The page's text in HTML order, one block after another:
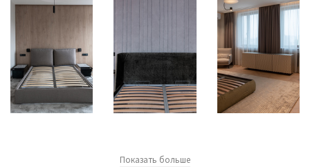
Показать больше